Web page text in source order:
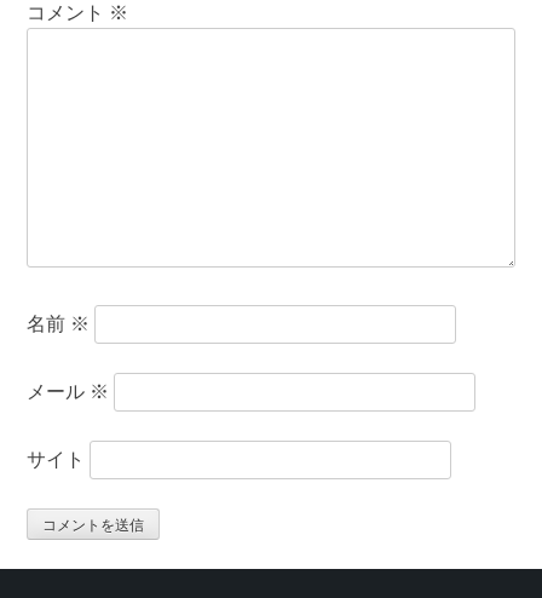
コメント ※
名前 ※
メール ※
サイト